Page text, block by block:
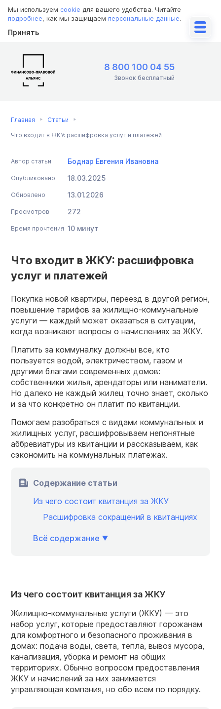
Мы используем cookie для вашего удобства. Читайте
подробнее, как мы защищаем персональные данные.
Принять
8 800 100 04 55
Звонок бесплатный
Главная Статьи
Что входит в ЖКУ: расшифровка услуг и платежей
Автор статьи Боднар Евгения Ивановна
Опубликовано 18.03.2025
Обновлено 13.01.2026
Просмотров 272
Время прочтения 10 минут
Что входит в ЖКУ: расшифровка
услуг и платежей
Покупка новой квартиры, переезд в другой регион,
повышение тарифов за жилищно-коммунальные
услуги — каждый может оказаться в ситуации,
когда возникают вопросы о начислениях за ЖКУ.
Платить за коммуналку должны все, кто
пользуется водой, электричеством, газом и
другими благами современных домов:
собственники жилья, арендаторы или наниматели.
Но далеко не каждый жилец точно знает, сколько
и за что конкретно он платит по квитанции.
Помогаем разобраться с видами коммунальных и
жилищных услуг, расшифровываем непонятные
аббревиатуры из квитанции и рассказываем, как
сэкономить на коммунальных платежах.
Содержание статьи
Из чего состоит квитанция за ЖКУ
Расшифровка сокращений в квитанциях
Всё содержание
Из чего состоит квитанция за ЖКУ
Жилищно-коммунальные услуги (ЖКУ) — это
набор услуг, которые предоставляют горожанам
для комфортного и безопасного проживания в
домах: подача воды, света, тепла, вывоз мусора,
канализация, уборка и ремонт на общих
территориях. Обычно вопросом предоставления
ЖКУ и начислений за них занимается
управляющая компания, но обо всем по порядку.